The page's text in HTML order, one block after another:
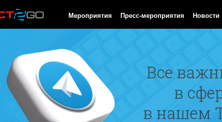
Мероприятия Пресс-мероприятия Новости